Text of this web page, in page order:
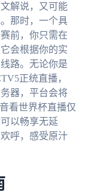
解说，又可能
那时，一个具
前，你只需在
会根据你的实
路。无论你是
正统直播，
器，平台会将
看世界杯直播仅
以畅享无延
呼，感受原汁